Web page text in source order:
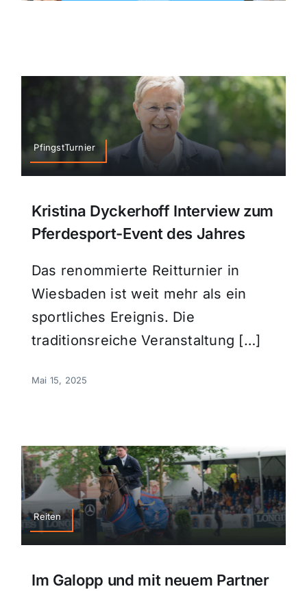
PfingstTurnier
Kristina Dyckerhoff Interview zum
Pferdesport-Event des Jahres
Das renommierte Reitturnier in
Wiesbaden ist weit mehr als ein
sportliches Ereignis. Die
traditionsreiche Veranstaltung […]
Mai 15, 2025
Reiten
Im Galopp und mit neuem Partner